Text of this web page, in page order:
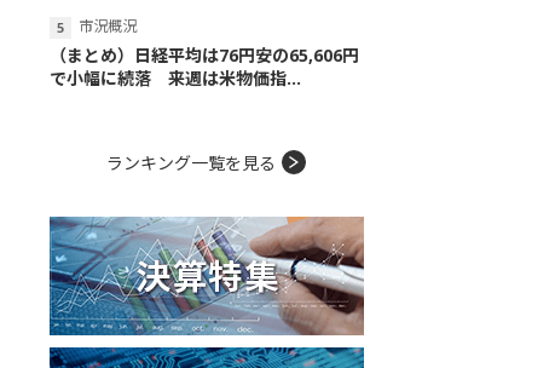
市況概況
（まとめ）日経平均は76円安の65,606円
で小幅に続落 来週は米物価指...
ランキング一覧を見る